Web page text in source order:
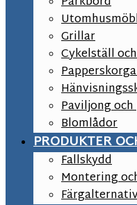
Grillar
Cykelställ
Paviljong
Blomlådor
PRODUKTER
Fallskydd
Montering